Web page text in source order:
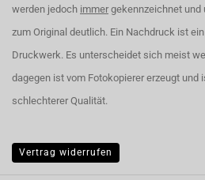
werden jedoch immer gekennzeichnet und
zum Original deutlich. Ein Nachdruck ist
Druckwerk. Es unterscheidet sich meist
dagegen ist vom Fotokopierer erzeugt und
schlechterer Qualität.
Vertrag widerrufen